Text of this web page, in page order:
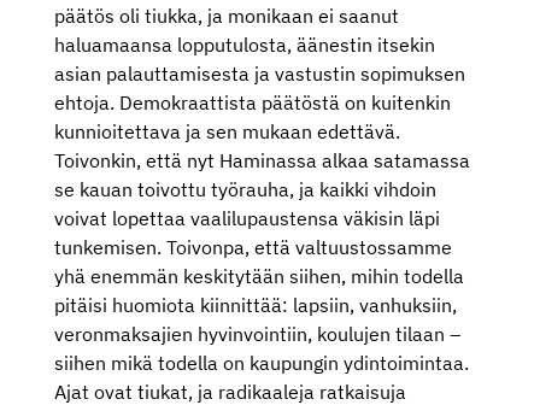
päätös oli tiukka, ja monikaan ei saanut
haluamaansa lopputulosta, äänestin itsekin
asian palauttamisesta ja vastustin sopimuksen
ehtoja. Demokraattista päätöstä on kuitenkin
kunnioitettava ja sen mukaan edettävä.
Toivonkin, että nyt Haminassa alkaa satamassa
se kauan toivottu työrauha, ja kaikki vihdoin
voivat lopettaa vaalilupaustensa väkisin läpi
tunkemisen. Toivonpa, että valtuustossamme
yhä enemmän keskitytään siihen, mihin todella
pitäisi huomiota kiinnittää: lapsiin, vanhuksiin,
veronmaksajien hyvinvointiin, koulujen tilaan –
siihen mikä todella on kaupungin ydintoimintaa.
Ajat ovat tiukat, ja radikaaleja ratkaisuja